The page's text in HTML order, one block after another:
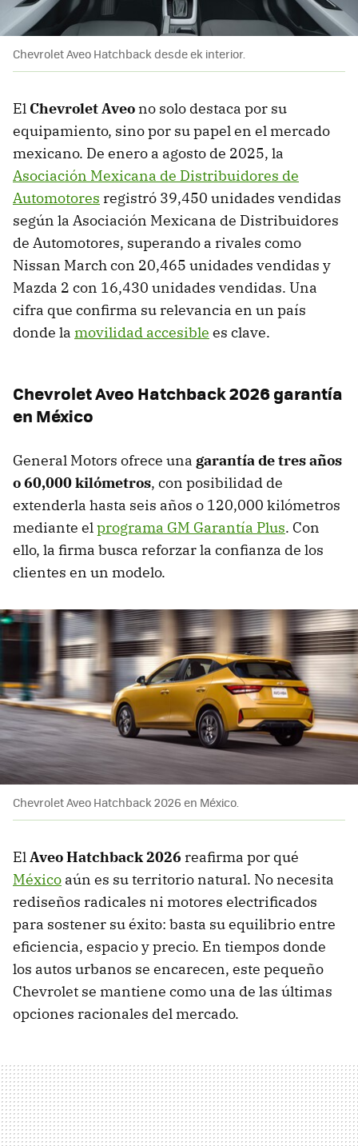
Chevrolet Aveo Hatchback desde ek interior.
El Chevrolet Aveo no solo destaca por su
equipamiento, sino por su papel en el mercado
mexicano. De enero a agosto de 2025, la
Asociación Mexicana de Distribuidores de
Automotores registró 39,450 unidades vendidas
según la Asociación Mexicana de Distribuidores
de Automotores, superando a rivales como
Nissan March con 20,465 unidades vendidas y
Mazda 2 con 16,430 unidades vendidas. Una
cifra que confirma su relevancia en un país
donde la movilidad accesible es clave.
Chevrolet Aveo Hatchback 2026 garantía
en México
General Motors ofrece una garantía de tres años
o 60,000 kilómetros, con posibilidad de
extenderla hasta seis años o 120,000 kilómetros
mediante elprograma GM Garantía Plus. Con
ello, la firma busca reforzar la confianza de los
clientes en un modelo.
Chevrolet Aveo Hatchback 2026 en México.
ElAveo Hatchback 2026 reafirma por qué
México aún es su territorio natural. No necesita
rediseños radicales ni motores electrificados
para sostener su éxito: basta su equilibrio entre
eficiencia, espacio y precio. En tiempos donde
los autos urbanos se encarecen, este pequeño
Chevrolet se mantiene como una de las últimas
opciones racionales del mercado.